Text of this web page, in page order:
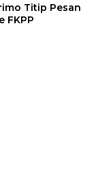
Titip Pesan
FKPP